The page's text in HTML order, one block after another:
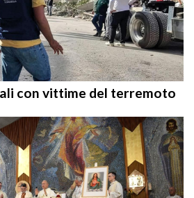
con vittime del terremoto